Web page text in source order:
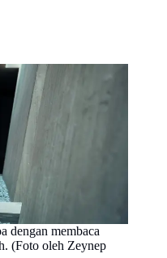
dengan membaca
(Foto oleh Zeynep